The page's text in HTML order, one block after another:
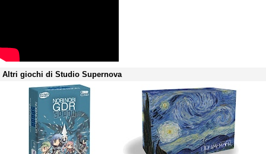
Altri giochi di Studio Supernova